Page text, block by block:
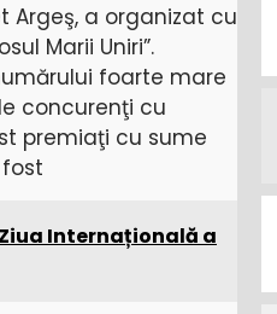
Argeş, a organizat cu
Marii Uniri”.
foarte mare
concurenţi cu
premiaţi cu sume
Internațională a